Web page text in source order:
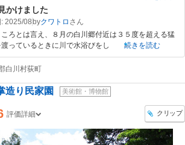
かけました
2025/08 byクワトロ
ろとは言え、８月の白川郷付近は３５度を超える猛
っているときに川で水浴びをし
続きを読む
白川村荻町
造り民家園 美術館・博物館
評価詳細 クリップ